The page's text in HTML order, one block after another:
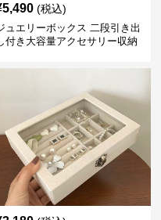
5,490 (税込)
ュエリーボックス 二段引き出
付き大容量アクセサリー収納